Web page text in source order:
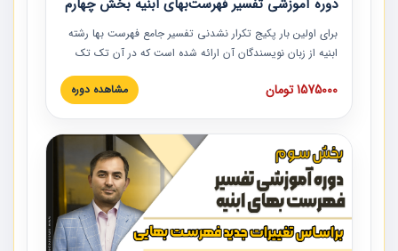
دوره آموزشی تفسیر فهرست‌بهای ابنیه بخش چهارم
برای اولین بار پکیج تکرار نشدنی تفسیر جامع فهرست بها رشته
ابنیه از زبان نویسندگان آن ارائه شده است که در آن تک تک
ردیف ها و مطالب فهرست بها تفسیر و ارائه شده است. این
دوره به صورت کامل تصویری بوده و به همراه تصاویر عملیات
دوره با کلام مهندس علیرضاحسین‌زاده مدیر پروژه مهندسی
مشاور در امر بازنگری فهرست بها رشته ابنیه ارائه شده و به تمام
همکارانی که در حوزه صنعت ساخت در حال فعالیت هستند حتما
توصیه می کنیم از مطالب این دوره استفاده نمایند.
1575000 تومان مشاهده دوره